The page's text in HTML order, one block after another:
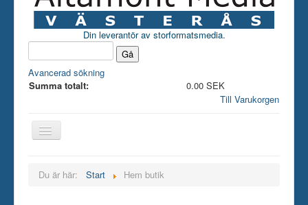
Din leverantör av storformatsmedia.
Avancerad sökning
Summa totalt:
0.00 SEK
Till Varukorgen
Du är här: Start Hem butik